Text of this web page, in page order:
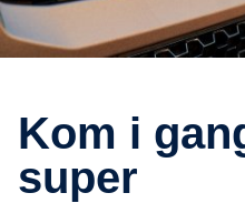
kom i gang med
super